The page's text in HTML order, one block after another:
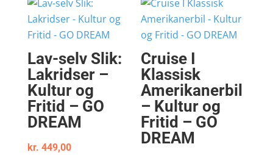
Lav-selv Slik:
Lakridser –
Kultur og
Fritid – GO
DREAM
kr. 449,00
Cruise I
Klassisk
Amerikanerbil
– Kultur og
Fritid – GO
DREAM